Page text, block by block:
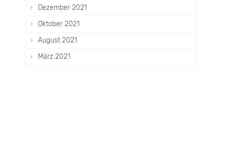
Dezember 2021
Oktober 2021
August 2021
März 2021